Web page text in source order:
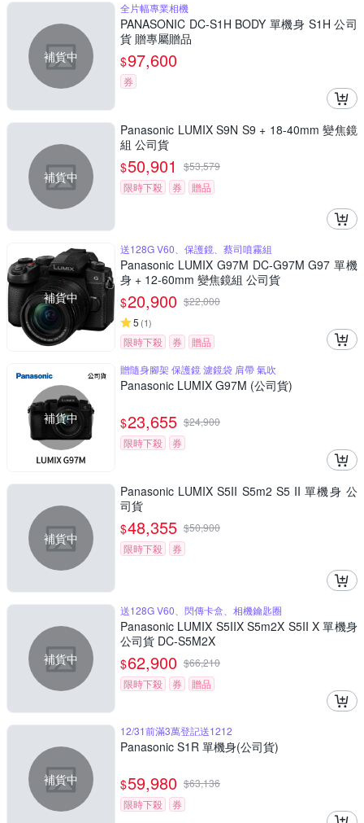
補貨中
全片幅專業相機
PANASONIC DC-S1H BODY 單機身 S1H 公司
貨 贈專屬贈品
$97,600
券
補貨中
Panasonic LUMIX S9N S9 + 18-40mm 變焦鏡
組 公司貨
$50,901 $53,579
限時下殺
券 贈品
補貨中
送128G V60、保護鏡、蔡司噴霧組
Panasonic LUMIX G97M DC-G97M G97 單機
身 + 12-60mm 變焦鏡組 公司貨
$20,900 $22,000
5 (1)
限時下殺 券 贈品
補貨中
贈隨身腳架 保護鏡 濾鏡袋 肩帶 氣吹
Panasonic LUMIX G97M (公司貨)
$23,655 $24,900
限時下殺
券
補貨中
Panasonic LUMIX S5II S5m2 S5 II 單機身 公
司貨
$48,355 $50,900
限時下殺
券
補貨中
送128G V60、閃傳卡盒、相機鑰匙圈
Panasonic LUMIX S5IIX S5m2X S5II X 單機身
公司貨 DC-S5M2X
$62,900 $66,210
限時下殺
券 贈品
補貨中
12/31前滿3萬登記送1212
Panasonic S1R 單機身(公司貨)
$59,980 $63,136
限時下殺
券